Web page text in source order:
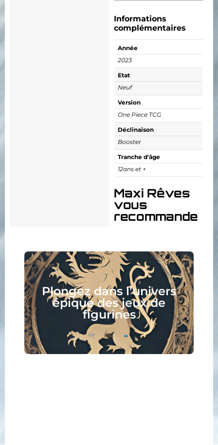
Informations
complémentaires
Année
2023
Etat
Neuf
Version
One Piece TCG
Déclinaison
Booster
Tranche d'âge
12ans et +
Maxi Rêves
vous
recommande
Collectionnez, assemblez,
peignez, jouez, lisez :
votre nouveau hobby vous
attend !